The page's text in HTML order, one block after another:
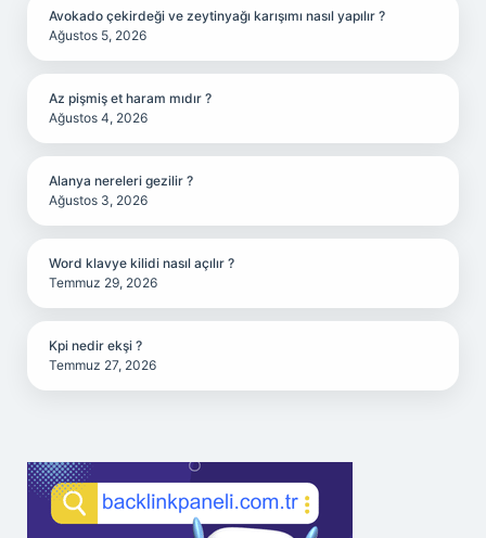
Avokado çekirdeği ve zeytinyağı karışımı nasıl yapılır ?
Ağustos 5, 2026
Az pişmiş et haram mıdır ?
Ağustos 4, 2026
Alanya nereleri gezilir ?
Ağustos 3, 2026
Word klavye kilidi nasıl açılır ?
Temmuz 29, 2026
Kpi nedir ekşi ?
Temmuz 27, 2026